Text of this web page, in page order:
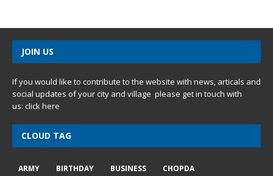
JOIN US
If you would like to contribute to the website with news, articals and
social updates of your city and village please get in touch with
us: click here
CLOUD TAG
ARMY BIRTHDAY BUSINESS CHOPDA